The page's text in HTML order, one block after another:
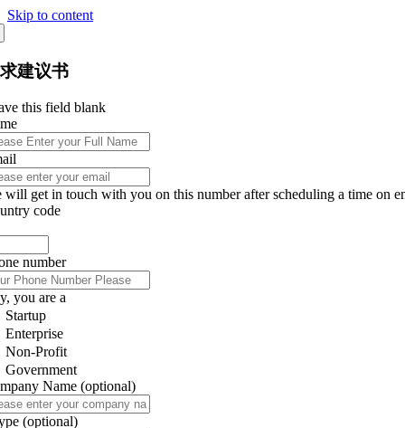
Skip to content
建议书
this field blank
will get in touch with you on this number after scheduling a time on
code
number
you are a
Startup
Enterprise
Non-Profit
Government
Name (optional)
(optional)